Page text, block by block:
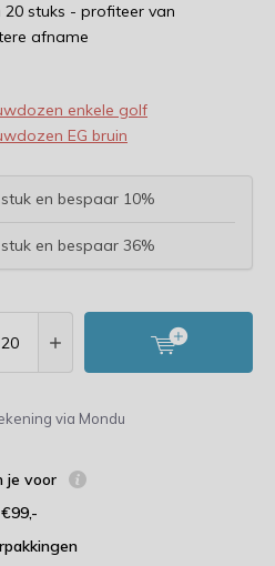
20 stuks - profiteer van
afname
enkele golf
EG bruin
en bespaar 10%
en bespaar 36%
via Mondu
je voor